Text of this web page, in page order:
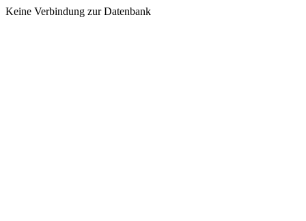
Keine Verbindung zur Datenbank